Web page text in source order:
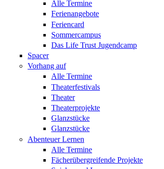
Alle Termine
Ferienangebote
Feriencard
Sommercampus
Das Life Trust Jugendcamp
Spacer
Vorhang auf
Alle Termine
Theaterfestivals
Theater
Theaterprojekte
Glanzstücke
Glanzstücke
Abenteuer Lernen
Alle Termine
Fächerübergreifende Projekte